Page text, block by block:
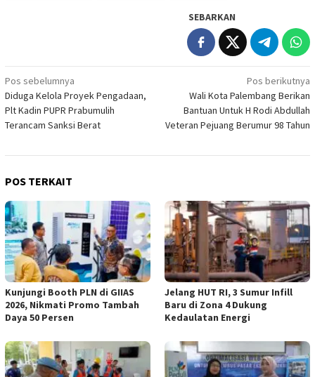
SEBARKAN
Navigasi
pos
Pos sebelumnya
Diduga Kelola Proyek Pengadaan,
Plt Kadin PUPR Prabumulih
Terancam Sanksi Berat
Pos berikutnya
Wali Kota Palembang Berikan
Bantuan Untuk H Rodi Abdullah
Veteran Pejuang Berumur 98 Tahun
POS TERKAIT
Kunjungi Booth PLN di GIIAS
2026, Nikmati Promo Tambah
Daya 50 Persen
Jelang HUT RI, 3 Sumur Infill
Baru di Zona 4 Dukung
Kedaulatan Energi